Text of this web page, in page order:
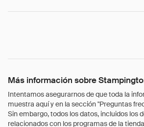
Más información sobre
Intentamos asegurarnos de que toda la
muestra aquí y en la sección "Preguntas
Sin embargo, todos los datos, incluidos los
relacionados con los programas de la